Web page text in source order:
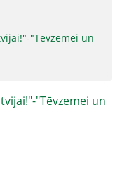
"Tēvzemei un
"Tēvzemei un